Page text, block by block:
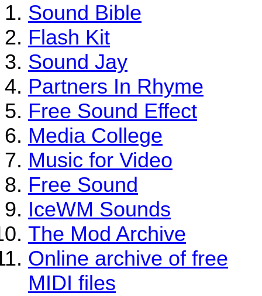
Sound Bible
Flash Kit
Sound Jay
Partners In Rhyme
Free Sound Effect
Media College
Music for Video
Free Sound
IceWM Sounds
The Mod Archive
Online archive of free
MIDI files